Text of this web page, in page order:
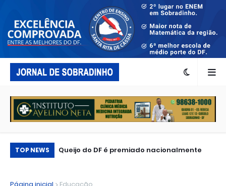
TOP NEWS Queijo do DF é premiado nacionalmente
Página inicial Educação